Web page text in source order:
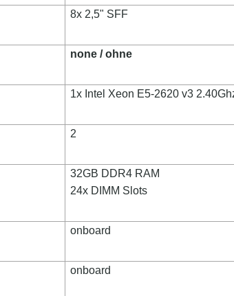
8x 2,5" SFF
none / ohne
1x Intel Xeon E5-2620 v3
2
32GB DDR4 RAM
24x DIMM Slots
onboard
onboard